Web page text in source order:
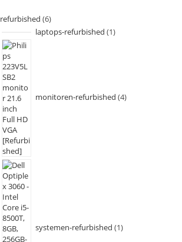
refurbished 6
laptops-refurbished 1
monitoren-refurbished 4
systemen-refurbished 1